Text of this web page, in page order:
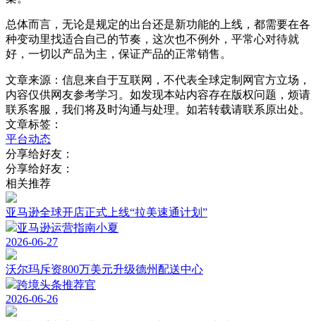
总体而言，无论是规定的出台还是新功能的上线，都需要在各
种变动里找适合自己的节奏，这次也不例外，平常心对待就
好，一切以产品为主，保证产品的正常销售。
文章来源：信息来自于互联网，不代表全球定制网官方立场，
内容仅供网友参考学习。如发现本站内容存在版权问题，烦请
联系客服，我们将及时沟通与处理。如若转载请联系原出处。
文章标签：
平台动态
分享给好友：
分享给好友：
相关推荐
亚马逊全球开店正式上线“拉美速通计划”
亚马逊运营指南小夏
2026-06-27
沃尔玛斥资800万美元升级德州配送中心
跨境头条推荐官
2026-06-26